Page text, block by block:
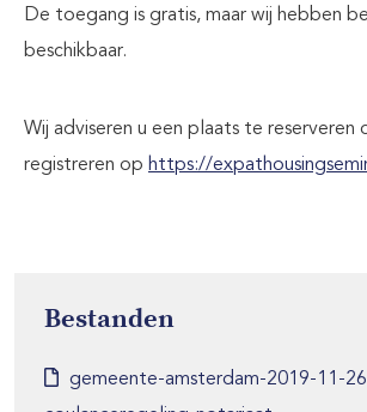
De toegang is gratis, maar wij hebben
beschikbaar.
Wij adviseren u een plaats te reserveren
registreren op https://
Bestanden
gemeente-amsterdam-2019-11-